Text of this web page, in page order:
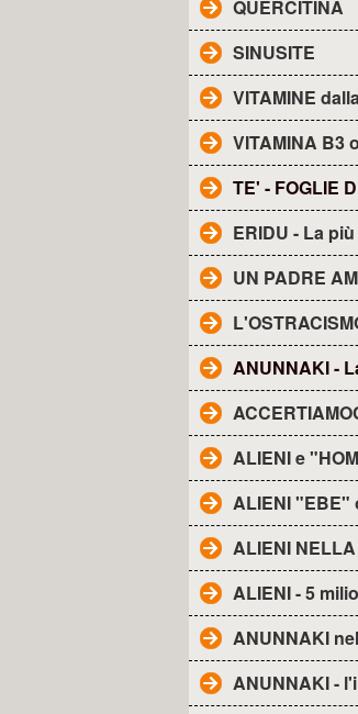
QUERCITINA
SINUSITE
VITAMINE
VITAMINA B3
TE' - FOGLIE DI
ERIDU - La
UN PADRE
ANUNNAKI -
ALIENI e
ALIENI "EBE"
ALIENI NELLA
ALIENI - 5
ANUNNAKI
ANUNNAKI -